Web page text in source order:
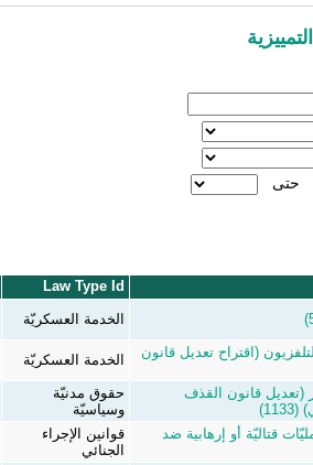
حتى
Law Type Id
الخدمة العسكريّة
(اقتراح تعديل قانون
الخدمة العسكريّة
(تعديل قانون القذف
حقوق مدنيّة
وسياسيّة
قتاليّة أو إرهابية ضد
قوانين الإجراء
الجنائي